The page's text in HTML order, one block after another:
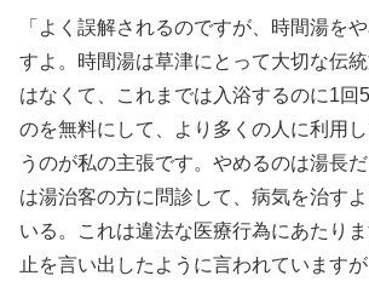
「よく誤解されるのですが、時間湯を
すよ。時間湯は草津にとって大切な伝
はなくて、これまでは入浴するのに1回
のを無料にして、より多くの人に利用
うのが私の主張です。やめるのは湯長
は湯治客の方に問診して、病気を治す
いる。これは違法な医療行為にあたり
止を言い出したように言われています